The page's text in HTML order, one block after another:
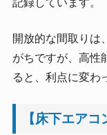
記録しています。
開放的な間取りは
がちですが、高性
ると、利点に変わ
【床下エアコ